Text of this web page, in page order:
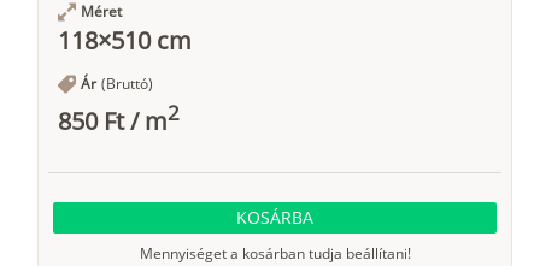
Méret
118×510 cm
Ár (Bruttó)
850 Ft/m2
KOSÁRBA
Mennyiséget a kosárban tudja beállítani!